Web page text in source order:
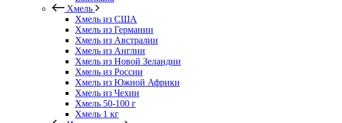
Хмель
Хмель из США
Хмель из Германии
Хмель из Австралии
Хмель из Англии
Хмель из Новой Зеландии
Хмель из России
Хмель из Южной Африки
Хмель из Чехии
Хмель 50-100 г
Хмель 1 кг